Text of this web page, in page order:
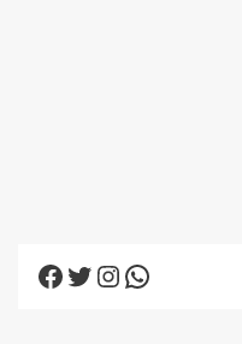
Facebook
Twitter
Instagram
WhatsApp